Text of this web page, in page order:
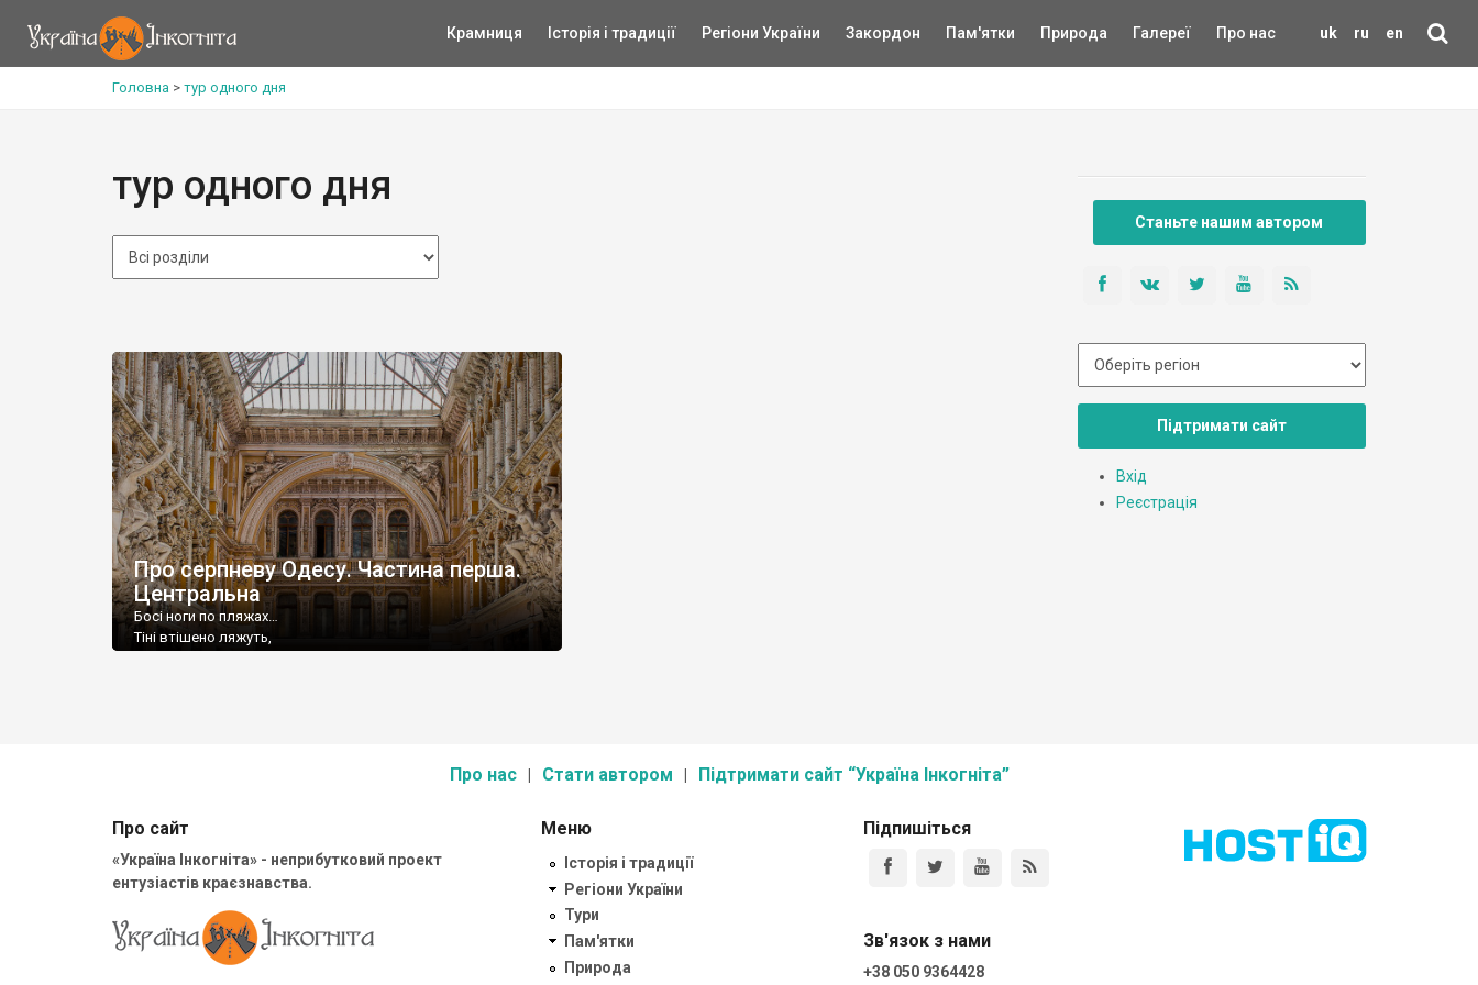
uk ru en
Крамниця Історія і традиції Регіони України Закордон Пам'ятки Природа Галереї Про нас
Головна > тур одного дня
тур одного дня
Про серпневу Одесу. Частина перша.
Центральна
Босі ноги по пляжах…
Тіні втішено ляжуть,
Станьте нашим автором
Підтримати сайт
Вхід
Реєстрація
Про нас Стати автором Підтримати сайт “Україна Інкогніта”
Про сайт
«Україна Інкогніта» - неприбутковий проект
ентузіастів краєзнавства.
Меню
Історія і традиції
Регіони України
Тури
Пам'ятки
Природа
Підпишіться
Зв'язок з нами
+38 050 9364428